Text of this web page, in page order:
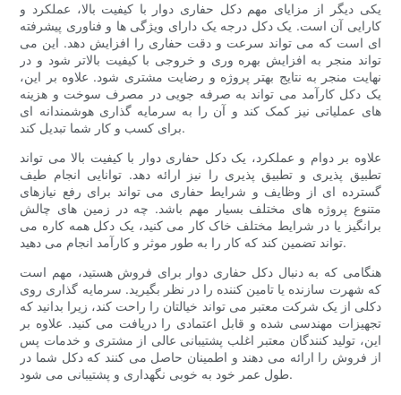
یکی دیگر از مزایای مهم دکل حفاری دوار با کیفیت بالا، عملکرد و
کارایی آن است. یک دکل درجه یک دارای ویژگی ها و فناوری پیشرفته
ای است که می تواند سرعت و دقت حفاری را افزایش دهد. این می
تواند منجر به افزایش بهره وری و خروجی با کیفیت بالاتر شود و در
نهایت منجر به نتایج بهتر پروژه و رضایت مشتری شود. علاوه بر این،
یک دکل کارآمد می تواند به صرفه جویی در مصرف سوخت و هزینه
های عملیاتی نیز کمک کند و آن را به سرمایه گذاری هوشمندانه ای
برای کسب و کار شما تبدیل کند.
علاوه بر دوام و عملکرد، یک دکل حفاری دوار با کیفیت بالا می تواند
تطبیق پذیری و تطبیق پذیری را نیز ارائه دهد. توانایی انجام طیف
گسترده ای از وظایف و شرایط حفاری می تواند برای رفع نیازهای
متنوع پروژه های مختلف بسیار مهم باشد. چه در زمین های چالش
برانگیز یا در شرایط مختلف خاک کار می کنید، یک دکل همه کاره می
تواند تضمین کند که کار را به طور موثر و کارآمد انجام می دهید.
هنگامی که به دنبال دکل حفاری دوار برای فروش هستید، مهم است
که شهرت سازنده یا تامین کننده را در نظر بگیرید. سرمایه گذاری روی
دکلی از یک شرکت معتبر می تواند خیالتان را راحت کند، زیرا بدانید که
تجهیزات مهندسی شده و قابل اعتمادی را دریافت می کنید. علاوه بر
این، تولید کنندگان معتبر اغلب پشتیبانی عالی از مشتری و خدمات پس
از فروش را ارائه می دهند و اطمینان حاصل می کنند که دکل شما در
طول عمر خود به خوبی نگهداری و پشتیبانی می شود.